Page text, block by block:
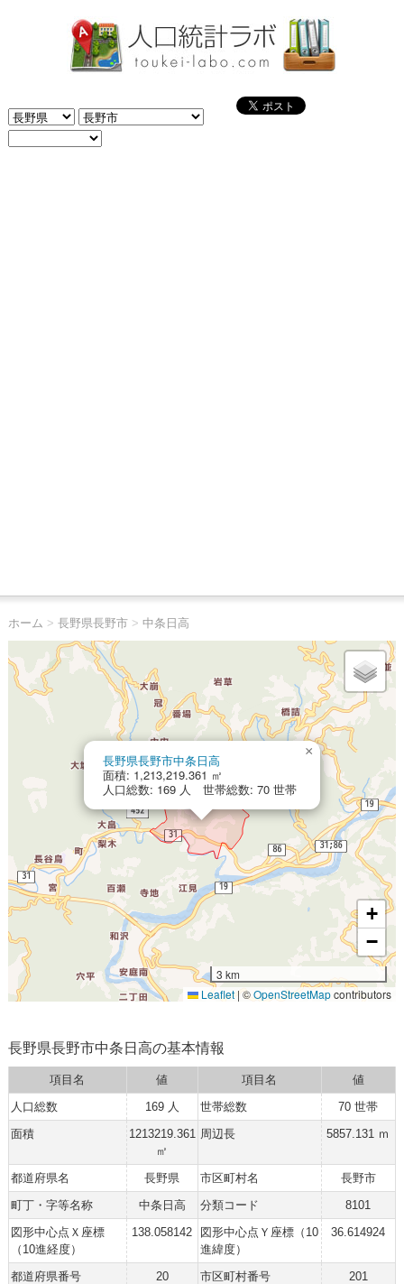
ホーム > 長野県長野市> 中条日高
長野県長野市中条日高
面積: 1,213,219.361 ㎡
人口総数: 169 人 世帯総数: 70 世帯
×
+
−
3 km
Leaflet | ©OpenStreetMapcontributors
長野県長野市中条日高の基本情報
項目名 値 項目名
値
人口総数
169 人 世帯総数
70 世帯
面積
1213219.361
㎡
周辺長 5857.131 ｍ
都道府県名 長野県 市区町村名
長野市
町丁・字等名称
中条日高 分類コード
8101
図形中心点Ｘ座標
（10進経度）
138.058142
図形中心点Ｙ座標（10
進緯度）
36.614924
都道府県番号 20 市区町村番号
201